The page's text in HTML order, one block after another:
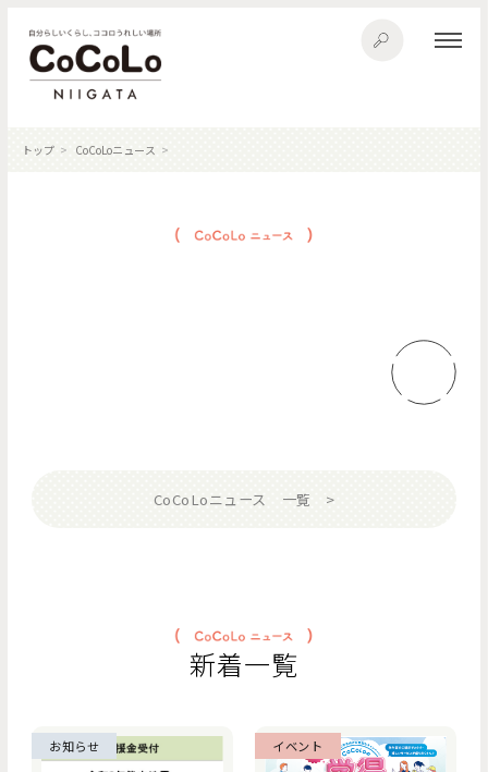
トップ CoCoLoニュース
CoCoLoニュース 一覧
新着一覧
お知らせ イベント